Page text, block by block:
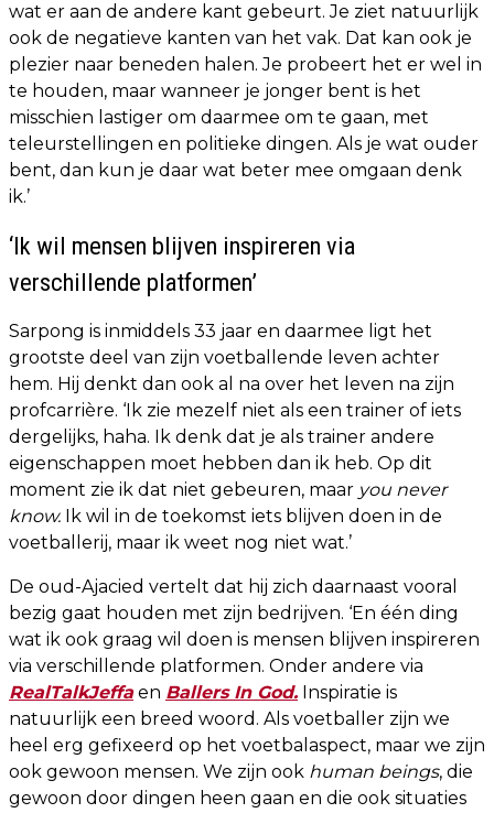
wat er aan de andere kant gebeurt. Je ziet natuurlijk
ook de negatieve kanten van het vak. Dat kan ook je
plezier naar beneden halen. Je probeert het er wel in
te houden, maar wanneer je jonger bent is het
misschien lastiger om daarmee om te gaan, met
teleurstellingen en politieke dingen. Als je wat ouder
bent, dan kun je daar wat beter mee omgaan denk
ik.’
‘Ik wil mensen blijven inspireren via
verschillende platformen’
Sarpong is inmiddels 33 jaar en daarmee ligt het
grootste deel van zijn voetballende leven achter
hem. Hij denkt dan ook al na over het leven na zijn
profcarrière. ‘Ik zie mezelf niet als een trainer of iets
dergelijks, haha. Ik denk dat je als trainer andere
eigenschappen moet hebben dan ik heb. Op dit
moment zie ik dat niet gebeuren, maar you never
know. Ik wil in de toekomst iets blijven doen in de
voetballerij, maar ik weet nog niet wat.’
De oud-Ajacied vertelt dat hij zich daarnaast vooral
bezig gaat houden met zijn bedrijven. ‘En één ding
wat ik ook graag wil doen is mensen blijven inspireren
via verschillende platformen. Onder andere via
RealTalkJeffaen Ballers In God. Inspiratie is
natuurlijk een breed woord. Als voetballer zijn we
heel erg gefixeerd op het voetbalaspect, maar we zijn
ook gewoon mensen. We zijn ook human beings, die
gewoon door dingen heen gaan en die ook situaties